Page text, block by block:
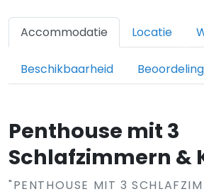
Accommodatie Locatie
Beschikbaarheid
Penthouse mit 3
Schlafzimmern &
"PENTHOUSE MIT 3